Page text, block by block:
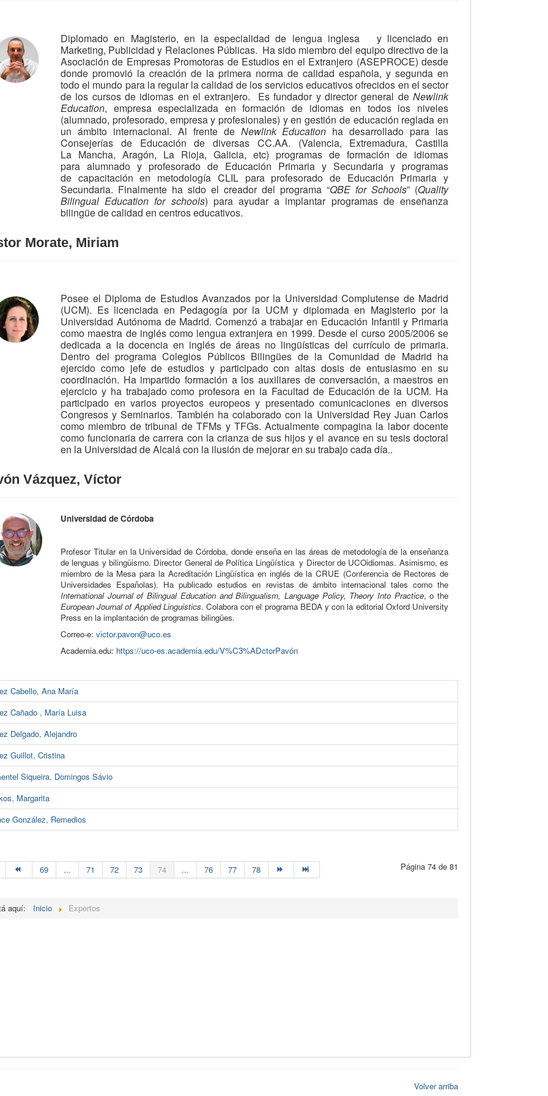
Diplomado en Magisterio, en la especialidad de lengua inglesa y licenciado en
Marketing, Publicidad y Relaciones Públicas. Ha sido miembro del equipo directivo de la
Asociación de Empresas Promotoras de Estudios en el Extranjero (ASEPROCE) desde
donde promovió la creación de la primera norma de calidad española, y segunda en
todo el mundo para la regular la calidad de los servicios educativos ofrecidos en el sector
de los cursos de idiomas en el extranjero. Es fundador y director general deNewlink
Education, empresa especializada en formación de idiomas en todos los niveles
(alumnado, profesorado, empresa y profesionales) y en gestión de educación reglada en
un ámbito internacional. Al frente de Newlink Education ha desarrollado para las
Consejerías de Educación de diversas CC.AA. (Valencia, Extremadura, Castilla
La Mancha, Aragón, La Rioja, Galicia, etc) programas de formación de idiomas
para alumnado y profesorado de Educación Primaria y Secundaria y programas
de capacitación en metodología CLIL para profesorado de Educación Primaria y
Secundaria. Finalmente ha sido el creador del programa “QBE for Schools” (Quality
Bilingual Education for schools) para ayudar a implantar programas de enseñanza
bilingüe de calidad en centros educativos.
Morate, Miriam
Posee el Diploma de Estudios Avanzados por la Universidad Complutense de Madrid
(UCM). Es licenciada en Pedagogía por la UCM y diplomada en Magisterio por la
Universidad Autónoma de Madrid. Comenzó a trabajar en Educación Infantil y Primaria
como maestra de inglés como lengua extranjera en 1999. Desde el curso 2005/2006 se
dedicada a la docencia en inglés de áreas no lingüísticas del currículo de primaria.
Dentro del programa Colegios Públicos Bilingües de la Comunidad de Madrid ha
ejercido como jefe de estudios y participado con altas dosis de entusiasmo en su
coordinación. Ha impartido formación a los auxiliares de conversación, a maestros en
ejercicio y ha trabajado como profesora en la Facultad de Educación de la UCM. Ha
participado en varios proyectos europeos y presentado comunicaciones en diversos
Congresos y Seminarios. También ha colaborado con la Universidad Rey Juan Carlos
como miembro de tribunal de TFMs y TFGs. Actualmente compagina la labor docente
como funcionaria de carrera con la crianza de sus hijos y el avance en su tesis doctoral
en la Universidad de Alcalá con la ilusión de mejorar en su trabajo cada día..
Vázquez, Víctor
Universidad de Córdoba
Profesor Titular en la Universidad de Córdoba, donde enseña en las áreas de metodología de la enseñanza
de lenguas y bilingüismo. Director General de Política Lingüística y Director de UCOidiomas. Asimismo, es
miembro de la Mesa para la Acreditación Lingüística en inglés de la CRUE (Conferencia de Rectores de
Universidades Españolas). Ha publicado estudios en revistas de ámbito internacional tales como the
International Journal of Bilingual Education and Bilingualism, Language Policy, Theory Into Practice, o the
European Journal of Applied Linguistics. Colabora con el programa BEDA y con la editorial Oxford University
Press en la implantación de programas bilingües.
Correo-e:victor.pavon@uco.es
Academia.edu: https://uco-es.academia.edu/V%C3%ADctorPavón
Cabello, Ana María
Cañado , María Luisa
Delgado, Alejandro
Guillot, Cristina
Siqueira, Domingos Sávio
Margarita
González, Remedios
Página 74 de 81
69 ... 71 72 73 74 ... 76 77 78
aquí: Inicio Expertos
Volver arriba